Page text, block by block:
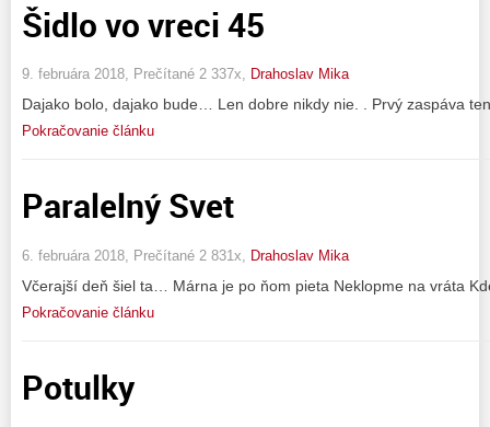
Šidlo vo vreci 45
9. februára 2018, Prečítané 2 337x, Drahoslav Mika
Dajako bolo, dajako bude… Len dobre nikdy nie. . Prvý zaspáva
Pokračovanie článku
Paralelný Svet
6. februára 2018, Prečítané 2 831x, Drahoslav Mika
Včerajší deň šiel ta… Márna je po ňom pieta Neklopme na vráta
Pokračovanie článku
Potulky